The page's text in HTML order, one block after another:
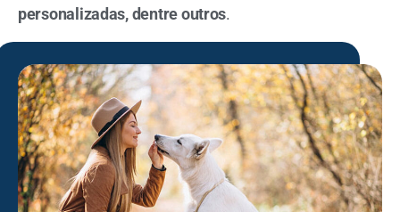
personalizadas, dentre outros.